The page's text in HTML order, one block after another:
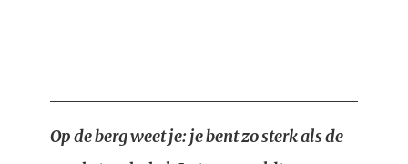
Op de berg weet je: je bent zo sterk als de